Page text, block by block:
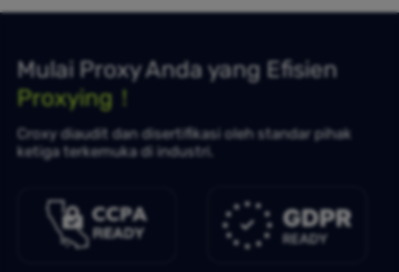
Mulai Proxy Anda yang Efisien
Proxying！
Croxy diaudit dan disertifikasi oleh standar pihak
ketiga terkemuka di industri.